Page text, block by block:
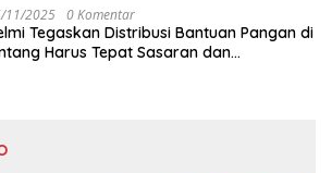
11/2025 0 Komentar
Tegaskan Distribusi Bantuan Pangan di
Harus Tepat Sasaran dan